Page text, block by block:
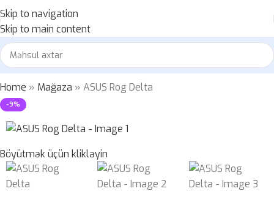
Skip to navigation
Skip to main content
Home » Mağaza » ASUS Rog Delta
-9%
Böyütmək üçün klikləyin